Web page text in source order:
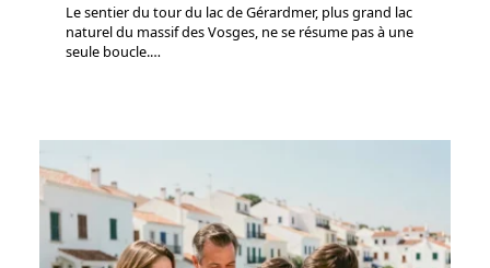
Le sentier du tour du lac de Gérardmer, plus grand lac
naturel du massif des Vosges, ne se résume pas à une
seule boucle.…